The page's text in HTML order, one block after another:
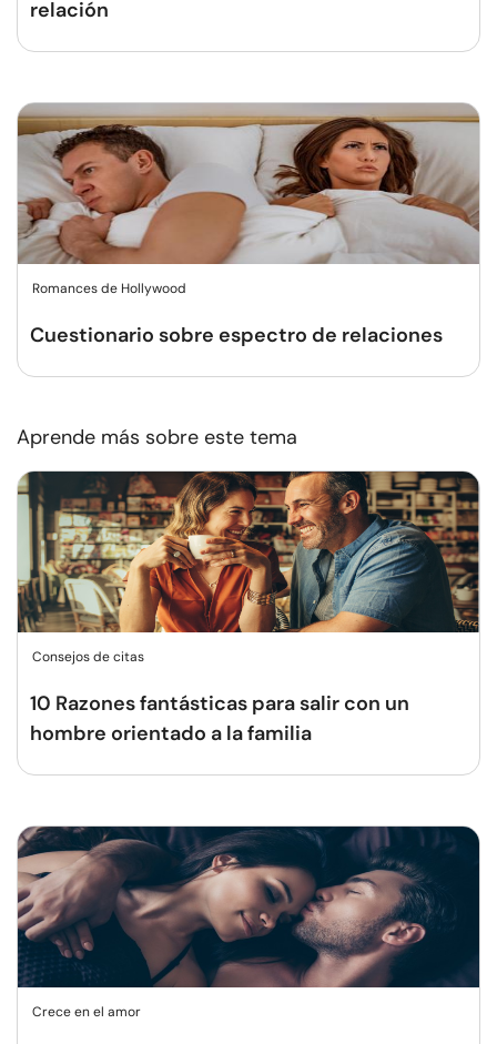
relación
Romances de Hollywood
Cuestionario sobre espectro de relaciones
Aprende más sobre este tema
Consejos de citas
10 Razones fantásticas para salir con un
hombre orientado a la familia
Crece en el amor